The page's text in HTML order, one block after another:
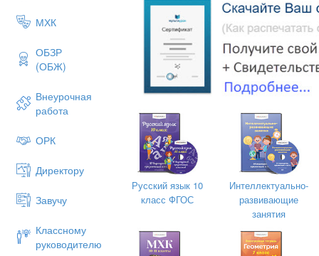
МХК
ОБЗР
(ОБЖ)
Внеурочная
работа
ОРК
Директору
Завучу
Классному
руководителю
Методы и приемы работы с
Способность общаться — один из
нам в жизни. Дети с тяжелыми
Русский язык 10
класс ФГОС
Интеллектуально-
развивающие
занятия